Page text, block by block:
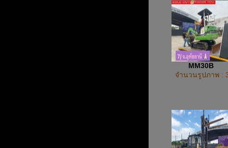
MM30B
จำนวนรูปภาพ :